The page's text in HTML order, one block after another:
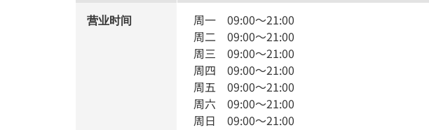
营业时间 周一 09:00～21:00
周二 09:00～21:00
周三 09:00～21:00
周四 09:00～21:00
周五 09:00～21:00
周六 09:00～21:00
周日 09:00～21:00